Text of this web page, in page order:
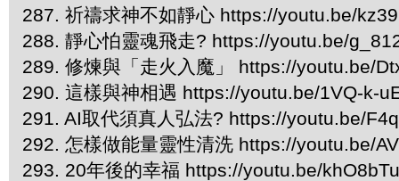
287. 祈禱求神不如靜心 https://youtu.be/
288. 靜心怕靈魂飛走? https://youtu.be/
289. 修煉與「走火入魔」 https://youtu.be/
290. 這樣與神相遇 https://youtu.be/1VQ-k-
291. AI取代須真人弘法? https://youtu.be/
292. 怎樣做能量靈性清洗 https://youtu.be/
293. 20年後的幸福 https://youtu.be/